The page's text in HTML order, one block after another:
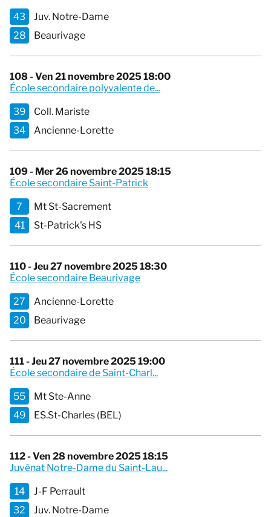
43
Juv. Notre-Dame
28
Beaurivage
108 - Ven 21 novembre 2025 18:00
École secondaire polyvalente de...
39
Coll. Mariste
34
Ancienne-Lorette
109 - Mer 26 novembre 2025 18:15
École secondaire Saint-Patrick
7
Mt St-Sacrement
41
St-Patrick's HS
110 - Jeu 27 novembre 2025 18:30
École secondaire Beaurivage
27
Ancienne-Lorette
20
Beaurivage
111 - Jeu 27 novembre 2025 19:00
École secondaire de Saint-Charl...
55
Mt Ste-Anne
49
ES.St-Charles (BEL)
112 - Ven 28 novembre 2025 18:15
Juvénat Notre-Dame du Saint-Lau...
14
J-F Perrault
32
Juv. Notre-Dame